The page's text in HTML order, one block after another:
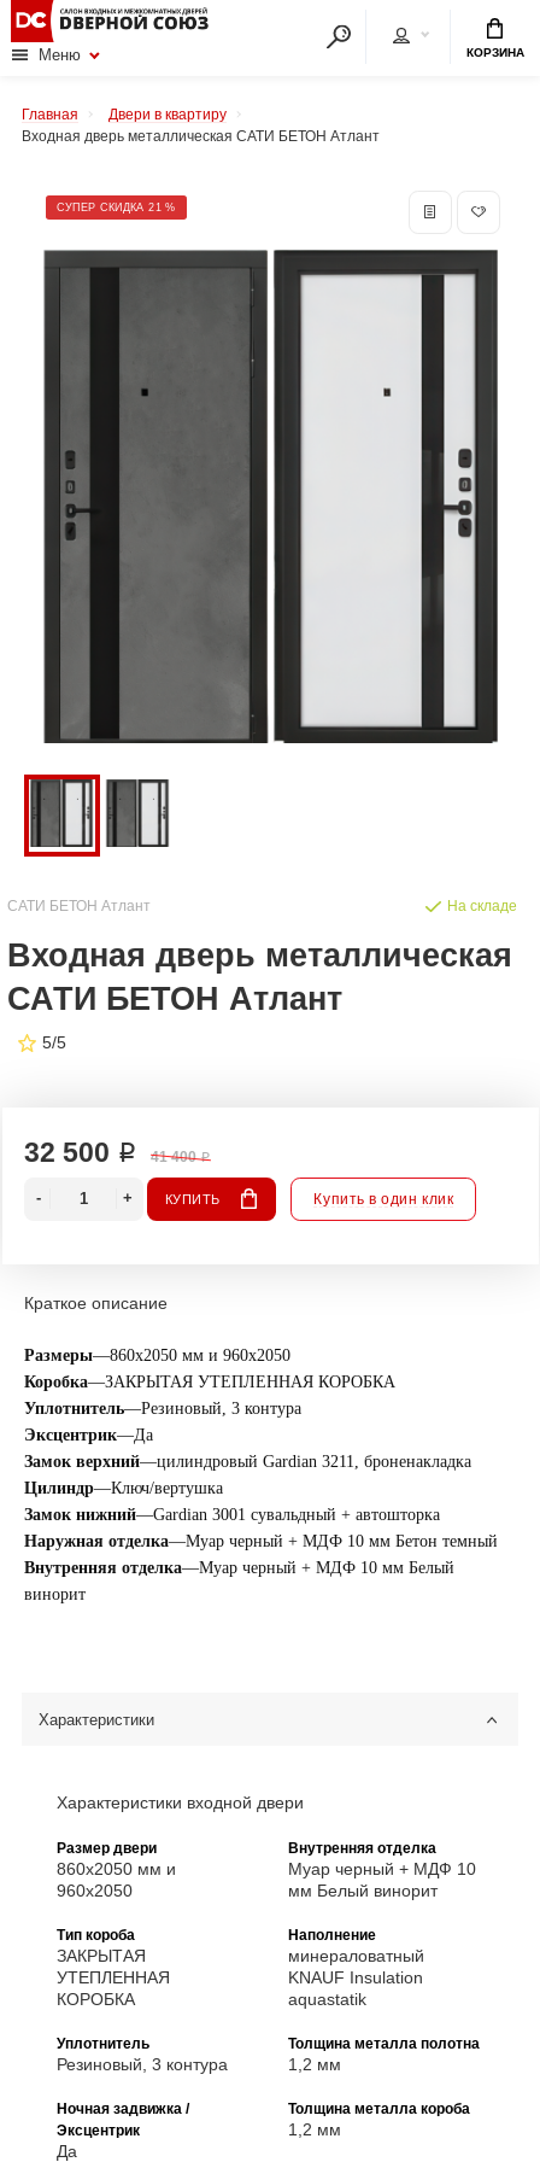
Меню КОРЗИНА
Главная
Двери в квартиру
Входная дверь металлическая САТИ БЕТОН Атлант
СУПЕР СКИДКА 21 %
САТИ БЕТОН Атлант
Входная дверь металлическая
САТИ БЕТОН Атлант
5/5
На складе
32 500 ₽ 41 400 ₽
КУПИТЬ Купить в один клик
Краткое описание
Размеры—860х2050 мм и 960х2050
Коробка—ЗАКРЫТАЯ УТЕПЛЕННАЯ КОРОБКА
Уплотнитель—Резиновый, 3 контура
Эксцентрик—Да
Замок верхний—цилиндровый Gardian 3211, броненакладка
Цилиндр—Ключ/вертушка
Замок нижний—Gardian 3001 сувальдный + автошторка
Наружная отделка—Муар черный + МДФ 10 мм Бетон темный
Внутренняя отделка—Муар черный + МДФ 10 мм Белый
винорит
Характеристики
Характеристики входной двери
Размер двери
860х2050 мм и
960х2050
Тип короба
ЗАКРЫТАЯ
УТЕПЛЕННАЯ
КОРОБКА
Уплотнитель
Резиновый, 3 контура
Ночная задвижка /
Эксцентрик
Да
Внутренняя отделка
Муар черный + МДФ 10
мм Белый винорит
Наполнение
минераловатный
KNAUF Insulation
aquastatik
Толщина металла полотна
1,2 мм
Толщина металла короба
1,2 мм